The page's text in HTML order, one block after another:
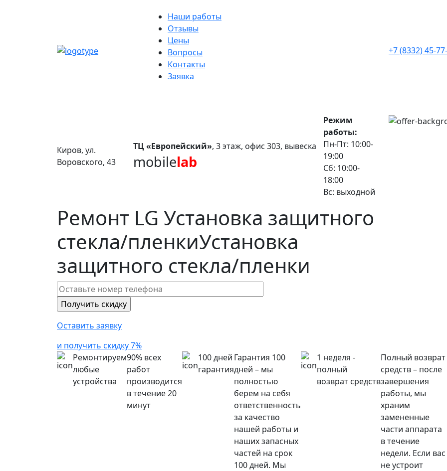
Наши работы
Отзывы
Цены
Вопросы
Контакты
Заявка
+7 (8332) 45-
Киров, ул.
Воровского, 43
ТЦ «Европейский», 3 этаж, офис 303, вывеска
mobilelab
Режим
работы:
Пн-Пт: 10:00-
19:00
Сб: 10:00-
18:00
Вс: выходной
Ремонт LG Установка защитного
стекла/пленкиУстановка
защитного стекла/пленки
Оставить заявку
и получить скидку 7%
Ремонтируем
любые
устройства
90% всех
работ
производится
в течение 20
минут
100 дней
гарантия
Гарантия 100
дней – мы
полностью
берем на себя
ответственность
за качество
нашей работы и
наших запасных
частей на срок
100 дней. Мы
1 неделя -
полный
возврат средств
Полный возврат
средств – после
завершения
работы, мы
храним
замененные
части аппарата
в течение
недели. Если вас
не устроит